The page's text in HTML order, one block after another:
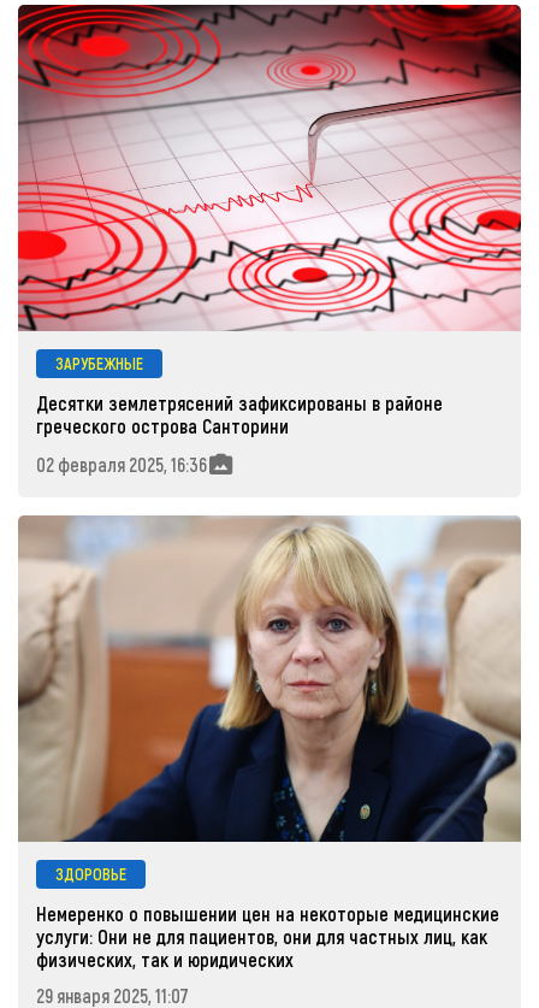
ЗАРУБЕЖНЫЕ
Десятки землетрясений зафиксированы в районе
греческого острова Санторини
02 февраля 2025, 16:36
ЗДОРОВЬЕ
Немеренко о повышении цен на некоторые медицинские
услуги: Они не для пациентов, они для частных лиц, как
физических, так и юридических
29 января 2025, 11:07